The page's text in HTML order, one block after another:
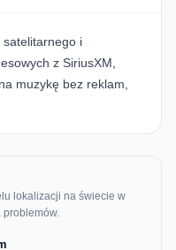
satelitarnego i
z SiriusXM,
muzykę bez reklam,
lokalizacji na świecie w
problemów.